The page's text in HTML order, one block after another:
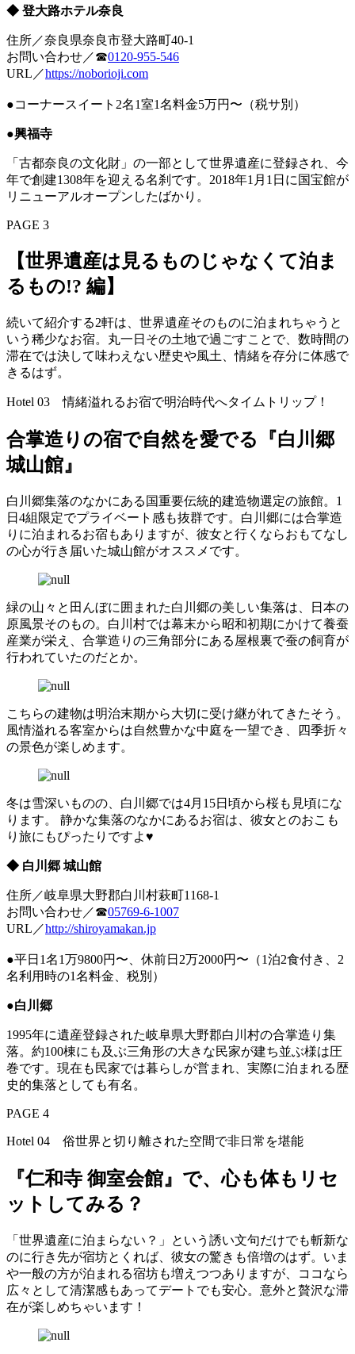
◆ 登大路ホテル奈良
住所／奈良県奈良市登大路町40-1
お問い合わせ／☎0120-955-546
URL／https://noborioji.com
●コーナースイート2名1室1名料金5万円〜（税サ別）
●興福寺
「古都奈良の文化財」の一部として世界遺産に登録され、今
年で創建1308年を迎える名刹です。2018年1月1日に国宝館が
リニューアルオープンしたばかり。
PAGE 3
【世界遺産は見るものじゃなくて泊ま
るもの!? 編】
続いて紹介する2軒は、世界遺産そのものに泊まれちゃうと
いう稀少なお宿。丸一日その土地で過ごすことで、数時間の
滞在では決して味わえない歴史や風土、情緒を存分に体感で
きるはず。
Hotel 03 情緒溢れるお宿で明治時代へタイムトリップ！
合掌造りの宿で自然を愛でる『白川郷
城山館』
白川郷集落のなかにある国重要伝統的建造物選定の旅館。1
日4組限定でプライベート感も抜群です。白川郷には合掌造
りに泊まれるお宿もありますが、彼女と行くならおもてなし
の心が行き届いた城山館がオススメです。
緑の山々と田んぼに囲まれた白川郷の美しい集落は、日本の
原風景そのもの。白川村では幕末から昭和初期にかけて養蚕
産業が栄え、合掌造りの三角部分にある屋根裏で蚕の飼育が
行われていたのだとか。
こちらの建物は明治末期から大切に受け継がれてきたそう。
風情溢れる客室からは自然豊かな中庭を一望でき、四季折々
の景色が楽しめます。
冬は雪深いものの、白川郷では4月15日頃から桜も見頃にな
ります。 静かな集落のなかにあるお宿は、彼女とのおこも
り旅にもぴったりですよ♥
◆ 白川郷 城山館
住所／岐阜県大野郡白川村萩町1168-1
お問い合わせ／☎05769-6-1007
URL／http://shiroyamakan.jp
●平日1名1万9800円〜、休前日2万2000円〜（1泊2食付き、2
名利用時の1名料金、税別）
●白川郷
1995年に遺産登録された岐阜県大野郡白川村の合掌造り集
落。約100棟にも及ぶ三角形の大きな民家が建ち並ぶ様は圧
巻です。現在も民家では暮らしが営まれ、実際に泊まれる歴
史的集落としても有名。
PAGE 4
Hotel 04 俗世界と切り離された空間で非日常を堪能
『仁和寺 御室会館』で、心も体もリセ
ットしてみる？
「世界遺産に泊まらない？」という誘い文句だけでも斬新な
のに行き先が宿坊とくれば、彼女の驚きも倍増のはず。いま
や一般の方が泊まれる宿坊も増えつつありますが、ココなら
広々として清潔感もあってデートでも安心。意外と贅沢な滞
在が楽しめちゃいます！